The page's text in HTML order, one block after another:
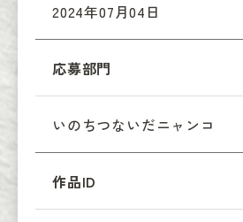
2024年07月04日
応募部門
いのちつないだニャンコ
作品ID